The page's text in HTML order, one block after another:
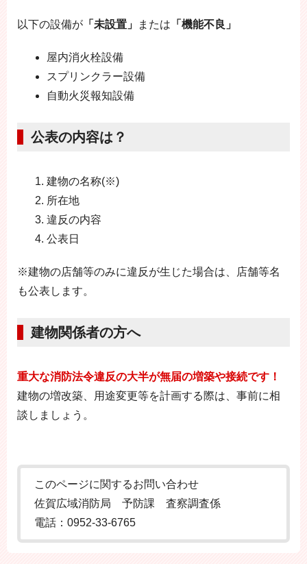
以下の設備が 「未設置」 または 「機能不良」
屋内消火栓設備
スプリンクラー設備
自動火災報知設備
公表の内容は？
建物の名称(※)
所在地
違反の内容
公表日
※建物の店舗等のみに違反が生じた場合は、店舗等名
も公表します。
建物関係者の方へ
重大な消防法令違反の大半が無届の増築や接続です！
建物の増改築、用途変更等を計画する際は、事前に相
談しましょう。
このページに関するお問い合わせ
佐賀広域消防局 予防課 査察調査係
電話：0952-33-6765